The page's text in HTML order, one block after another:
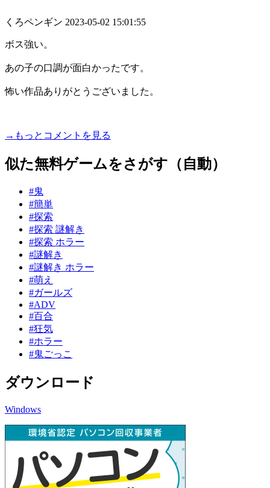
くろペンギン 2023-05-02 15:01:55
ボス強い。
あの子の口調が面白かったです。
怖い作品ありがとうございました。
→もっとコメントを見る
似た無料ゲームをさがす（自動）
#鬼
#簡単
#探索
#探索 謎解き
#探索 ホラー
#謎解き
#謎解き ホラー
#萌え
#ガールズ
#ADV
#百合
#狂気
#ホラー
#鬼ごっこ
ダウンロード
Windows